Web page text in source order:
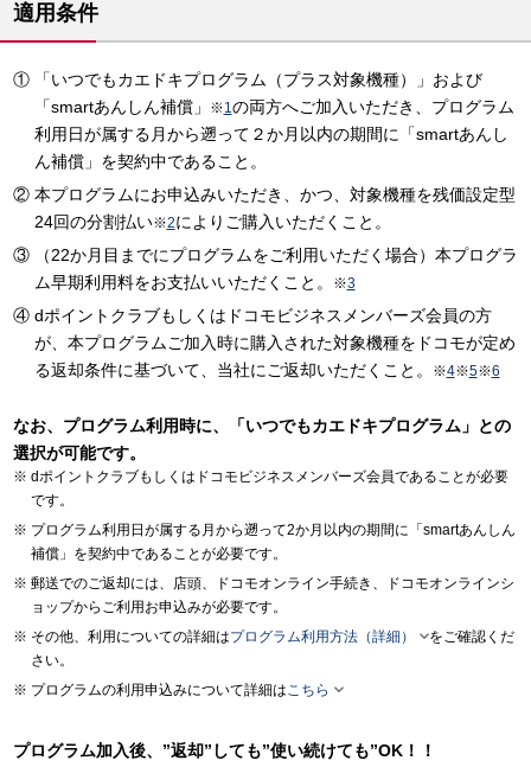
適用条件
「いつでもカエドキプログラム（プラス対象機種）」および
「smartあんしん補償」
※1の両方へご加入いただき、プログラム
利用日が属する月から遡って２か月以内の期間に「smartあんし
ん補償」を契約中であること。
本プログラムにお申込みいただき、かつ、対象機種を残価設定型
24回の分割払い※2によりご購入いただくこと。
（22か月目までにプログラムをご利用いただく場合）本プログラ
ム早期利用料をお支払いいただくこと。
※3
dポイントクラブもしくはドコモビジネスメンバーズ会員の方
が、本プログラムご加入時に購入された対象機種をドコモが定め
る返却条件に基づいて、当社にご返却いただくこと。
※4※5※6
なお、プログラム利用時に、「いつでもカエドキプログラム」との
選択が可能です。
dポイントクラブもしくはドコモビジネスメンバーズ会員であることが必要
です。
プログラム利用日が属する月から遡って2か月以内の期間に「smartあんしん
補償」を契約中であることが必要です。
郵送でのご返却には、店頭、ドコモオンライン手続き、ドコモオンラインシ
ョップからご利用お申込みが必要です。
その他、利用についての詳細はプログラム利用方法（詳細） をご確認くだ
さい。
プログラムの利用申込みについて詳細はこちら 
プログラム加入後、”返却”しても”使い続けても”OK！！